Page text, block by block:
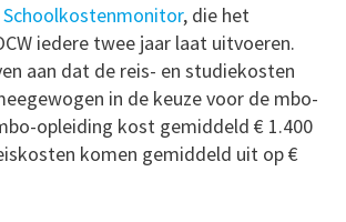
Schoolkostenmonitor, die het
iedere twee jaar laat uitvoeren.
aan dat de reis- en studiekosten
in de keuze voor de mbo-
opleiding kost gemiddeld € 1.400
komen gemiddeld uit op €